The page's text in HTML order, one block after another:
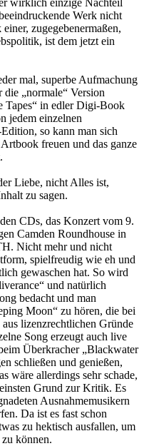
Werk nicht
zugegebenermaßen,
ist dem jetzt ein
mal, superbe Aufmachung
die „normale“ Version
Tapes“ in edler Digi-Book
jedem einzelnen
so kann man sich
freuen und das ganze
Liebe, nicht Alles ist,
zu sagen.
CDs, das Konzert vom 9.
Camden Roundhouse in
Nicht mehr und nicht
spielfreudig wie eh und
gewaschen hat. So wird
und natürlich
bedacht und man
Moon“ zu hören, die bei
lizenzrechtlichen Gründe
Song erzeugt auch live
Überkracher „Blackwater
schließen und genießen,
wäre allerdings sehr schade,
Grund zur Kritik. Es
Ausnahmemusikern
Da ist es fast schon
zu hektisch ausfallen, um
können.